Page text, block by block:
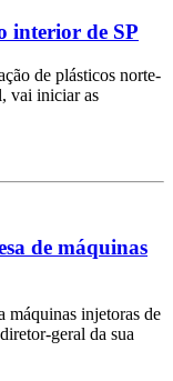
interior de SP
de plásticos norte-
vai iniciar as
de máquinas
injetoras de
geral da sua